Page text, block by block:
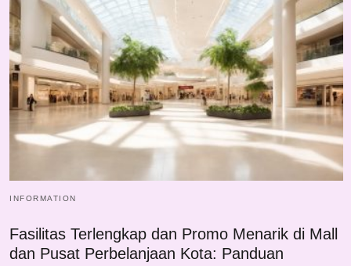
INFORMATION
Fasilitas Terlengkap dan Promo Menarik di Mall
dan Pusat Perbelanjaan Kota: Panduan